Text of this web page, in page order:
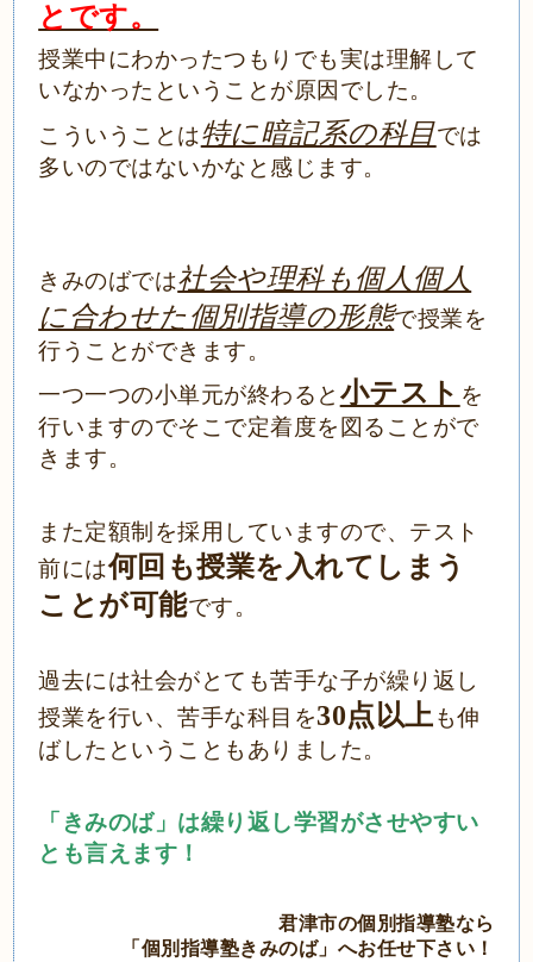
とです。
授業中にわかったつもりでも実は理解して
いなかったということが原因でした。
こういうことは特に暗記系の科目では
多いのではないかなと感じます。
きみのばでは社会や理科も個人個人
に合わせた個別指導の形態で授業を
行うことができます。
一つ一つの小単元が終わると 小テスト を
行いますのでそこで定着度を図ることがで
きます。
また定額制を採用していますので、テスト
前には何回も授業を入れてしまう
ことが可能です。
過去には社会がとても苦手な子が繰り返し
授業を行い、苦手な科目を30点以上も伸
ばしたということもありました。
「きみのば」は繰り返し学習がさせやすい
とも言えます！
君津市の個別指導塾なら
「個別指導塾きみのば」 へお任せ下さい！